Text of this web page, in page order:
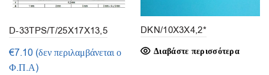
D-33TPS/T/25X17X13,5
(1τμ.)
€7.10 (δεν περιλαμβάνεται ο
Φ.Π.Α)
DKN/10X3X4,2*
Διαβάστε περισσότερα